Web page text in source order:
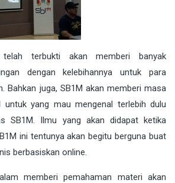
telah terbukti akan memberi banyak
dengan kelebihannya untuk para
Bahkan juga, SB1M akan memberi masa
yang mau mengenal terlebih dulu
SB1M. Ilmu yang akan didapat ketika
ini tentunya akan begitu berguna buat
berbasiskan online.
memberi pemahaman materi akan